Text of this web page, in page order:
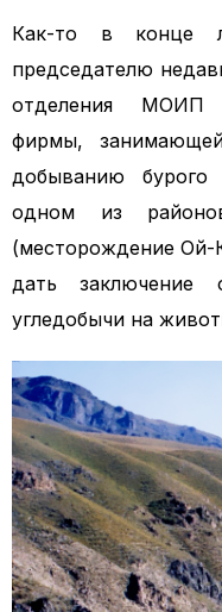
Как-то в конце
председателю
отделения МОИП
фирмы,
добыванию
одном из
(месторождение Ой-
дать заключение
угледобычи на